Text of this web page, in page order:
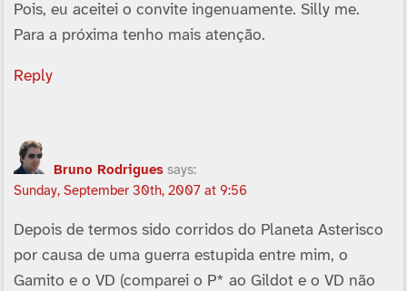
Pois, eu aceitei o convite ingenuamente. Silly me.
Para a próxima tenho mais atenção.
Reply
Bruno Rodrigues says:
Sunday, September 30th, 2007 at 9:56
Depois de termos sido corridos do Planeta Asterisco
por causa de uma guerra estupida entre mim, o
Gamito e o VD (comparei o P* ao Gildot e o VD não